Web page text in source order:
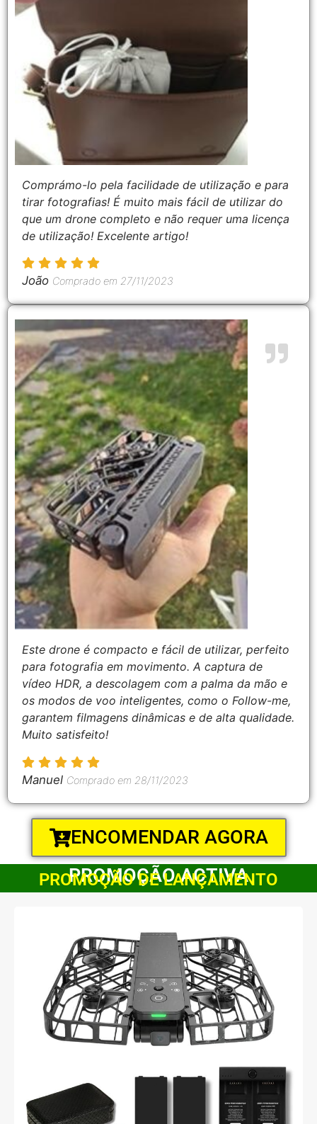
Comprámo-lo pela facilidade de utilização e para
tirar fotografias! É muito mais fácil de utilizar do
que um drone completo e não requer uma licença
de utilização! Excelente artigo!
João Comprado em 27/11/2023
Este drone é compacto e fácil de utilizar, perfeito
para fotografia em movimento. A captura de
vídeo HDR, a descolagem com a palma da mão e
os modos de voo inteligentes, como o Follow-me,
garantem filmagens dinâmicas e de alta qualidade.
Muito satisfeito!
Manuel Comprado em 28/11/2023
ENCOMENDAR AGORA
PROMOÇÃO ACTIVA
PROMOÇÃO DE LANÇAMENTO